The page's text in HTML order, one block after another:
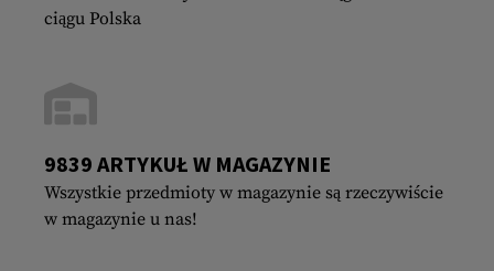
ciągu Polska
9839 ARTYKUŁ W MAGAZYNIE
Wszystkie przedmioty w magazynie są rzeczywiście
w magazynie u nas!